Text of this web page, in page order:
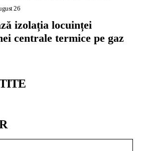
26
izolația locuinței
centrale termice pe gaz